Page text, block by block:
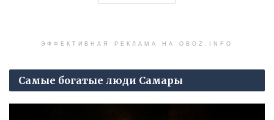
ЭФФЕКТИВНАЯ РЕКЛАМА НА OBOZ.INFO
Самые богатые люди Самары